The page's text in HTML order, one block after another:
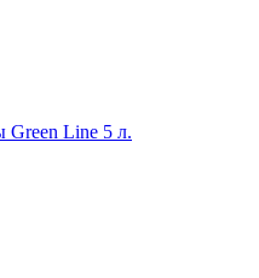
Green Line 5 л.